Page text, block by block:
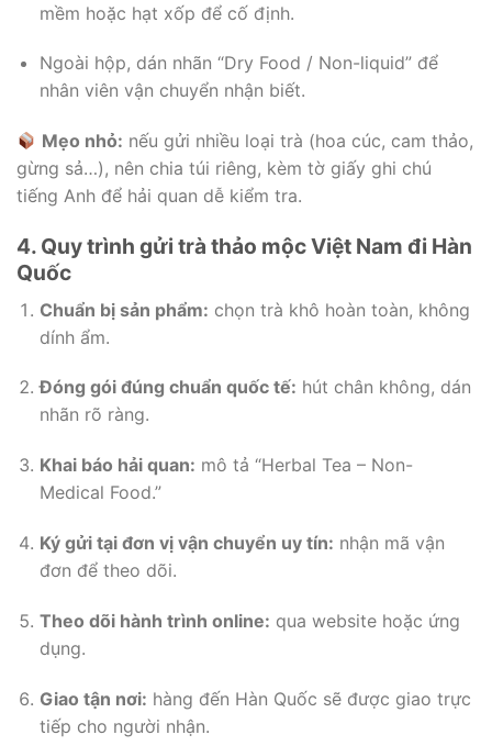
mềm hoặc hạt xốp để cố định.
Ngoài hộp, dán nhãn “Dry Food / Non-liquid” để
nhân viên vận chuyển nhận biết.
Mẹo nhỏ: nếu gửi nhiều loại trà (hoa cúc, cam thảo,
gừng sả…), nên chia túi riêng, kèm tờ giấy ghi chú
tiếng Anh để hải quan dễ kiểm tra.
4. Quy trình gửi trà thảo mộc Việt Nam đi Hàn
Quốc
Chuẩn bị sản phẩm: chọn trà khô hoàn toàn, không
dính ẩm.
Đóng gói đúng chuẩn quốc tế: hút chân không, dán
nhãn rõ ràng.
Khai báo hải quan: mô tả “Herbal Tea – Non-
Medical Food.”
Ký gửi tại đơn vị vận chuyển uy tín: nhận mã vận
đơn để theo dõi.
Theo dõi hành trình online: qua website hoặc ứng
dụng.
Giao tận nơi: hàng đến Hàn Quốc sẽ được giao trực
tiếp cho người nhận.